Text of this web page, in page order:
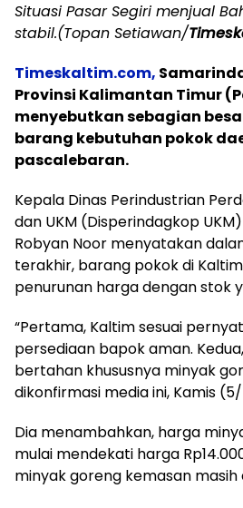
Situasi Pasar Segiri menjual
stabil.(Topan Setiawan/
Timeskaltim.com,
Provinsi Kalimantan Timur
menyebutkan sebagian
barang kebutuhan pokok
pascalebaran.
Kepala Dinas Perindustrian
dan UKM (Disperindagkop
Robyan Noor menyatakan
terakhir, barang pokok di
penurunan harga dengan stok
“Pertama, Kaltim sesuai
persediaan bapok aman.
bertahan khususnya minyak
dikonfirmasi media ini, Kamis
Dia menambahkan, harga
mulai mendekati harga
minyak goreng kemasan